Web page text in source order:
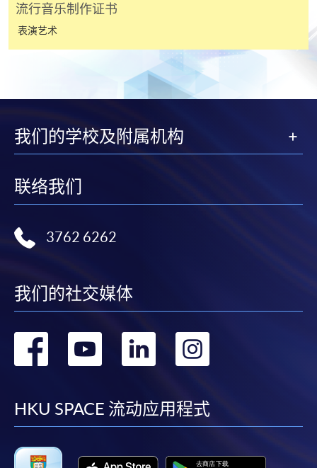
港大学专业进修学院」。
流行音乐制作证书
表演艺术
我们的学校及附属机构
联络我们
3762 6262
我们的社交媒体
转
facebook
转
youtube
转
linkedin
HKU SPACE 流动应用程式